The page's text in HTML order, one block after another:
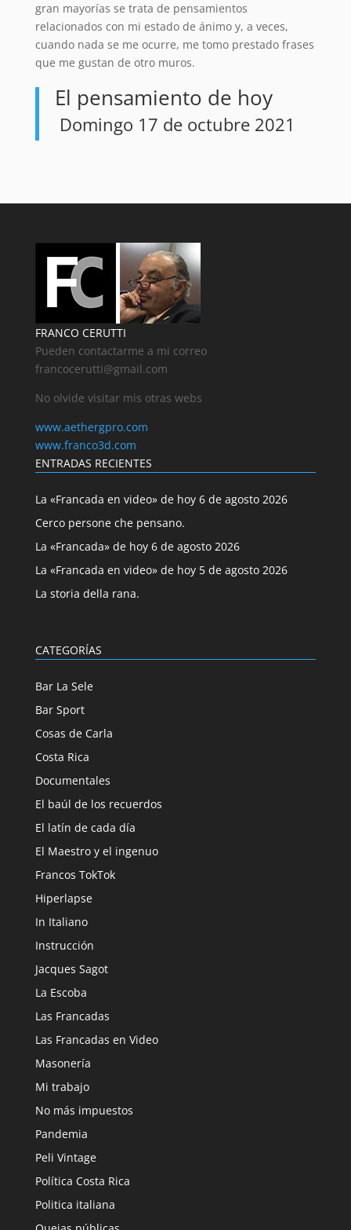
gran mayorías se trata de pensamientos
relacionados con mi estado de ánimo y, a veces,
cuando nada se me ocurre, me tomo prestado frases
que me gustan de otro muros.
El pensamiento de hoy
Domingo 17 de octubre 2021
FRANCO CERUTTI
Pueden contactarme a mi correo
francocerutti@gmail.com
No olvide visitar mis otras webs
www.aethergpro.com
www.franco3d.com
ENTRADAS RECIENTES
La «Francada en video» de hoy 6 de agosto 2026
Cerco persone che pensano.
La «Francada» de hoy 6 de agosto 2026
La «Francada en video» de hoy 5 de agosto 2026
La storia della rana.
CATEGORÍAS
Bar La Sele
Bar Sport
Cosas de Carla
Costa Rica
Documentales
El baúl de los recuerdos
El latín de cada día
El Maestro y el ingenuo
Francos TokTok
Hiperlapse
In Italiano
Instrucción
Jacques Sagot
La Escoba
Las Francadas
Las Francadas en Video
Masonería
Mi trabajo
No más impuestos
Pandemia
Peli Vintage
Política Costa Rica
Politica italiana